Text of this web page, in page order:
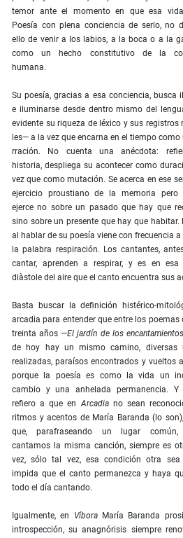
temor ante el momento en que esa
Poesía con plena conciencia de serlo, no
ello de venir a los labios, a la boca o a la
como un hecho constitutivo de la
humana.
Su poesía, gracias a esa conciencia, busca
e iluminarse desde dentro mismo del
evidente su riqueza de léxico y sus
les— a la vez que encarna en el tiempo
rración. No cuenta una anécdota:
historia, despliega su acontecer como
vez que como mutación. Se acerca en ese
ejercicio proustiano de la memoria pero
ejerce no sobre un pasado que hay que
sino sobre un pre­sente que hay que habitar.
al hablar de su poesía viene con frecuencia a
la palabra res­piración. Los cantantes,
cantar, aprenden a respirar, y es en esa
diàstole del aire que el canto encuentra sus
Basta buscar la definición histérico-
arcadia para entender que entre los poemas
treinta años —El jardín de los encantamientos
de hoy hay un mismo camino, diversas
realiza­das, paraísos encontrados y vueltos
porque la poesía es como la vida un
cambio y una anhelada permanencia.
refiero a que enAr­cadiano sean
ritmos y acentos de María Baranda (lo
que, parafraseando un lugar común,
cantamos la misma canción, siempre es
vez, sólo tal vez, esa condición otra
impida que el canto permanezca y haya
todo el día cantando.
Igualmente, en VíboraMaría Baranda
introspección, su anagnórisis siempre